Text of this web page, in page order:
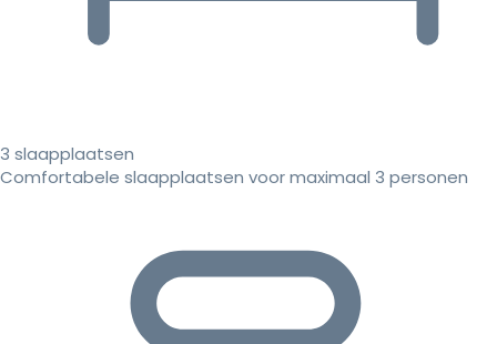
3 slaapplaatsen
Comfortabele slaapplaatsen voor maximaal 3 personen